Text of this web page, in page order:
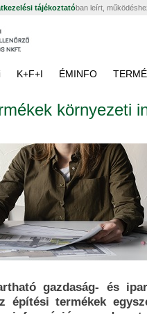
tájékoztatóban leírt,
K+F+I ÉMINFO
környezeti
gazdaság- és
építési termékek